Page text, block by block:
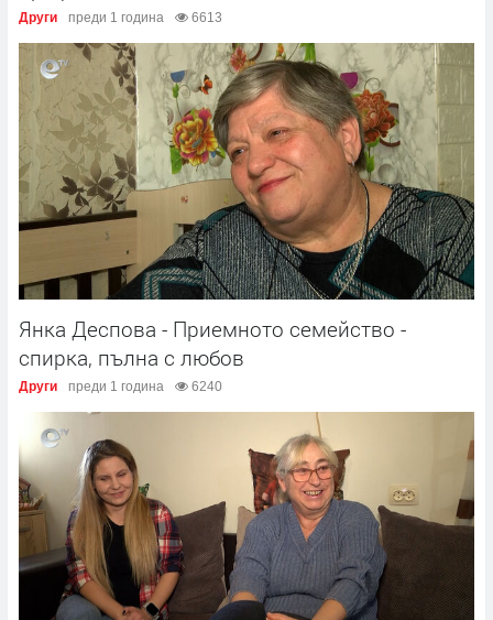
Други преди 1 година 6613
Янка Деспова - Приемното семейство -
спирка, пълна с любов
Други преди 1 година 6240